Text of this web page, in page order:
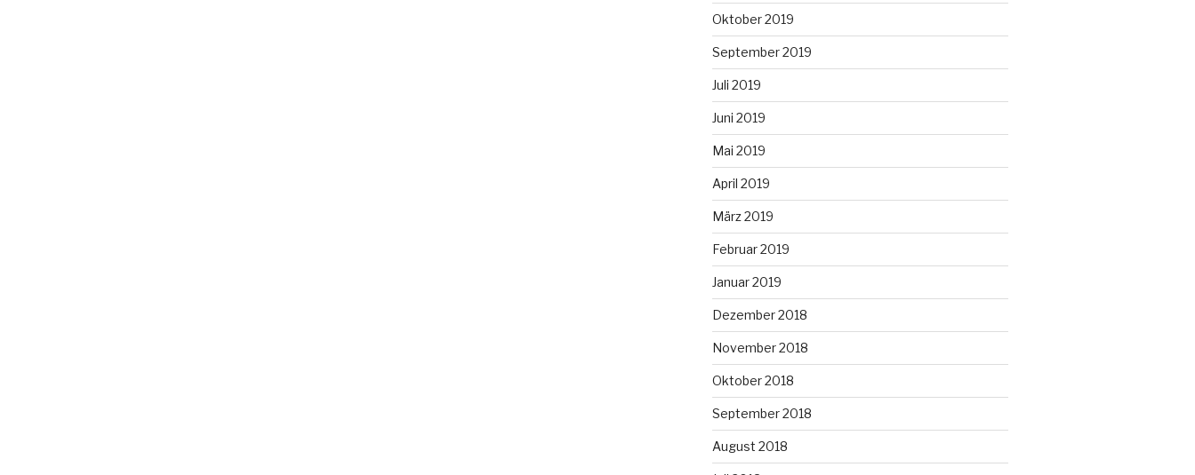
Oktober 2019
September 2019
Juli 2019
Juni 2019
Mai 2019
April 2019
März 2019
Februar 2019
Januar 2019
Dezember 2018
November 2018
Oktober 2018
September 2018
August 2018